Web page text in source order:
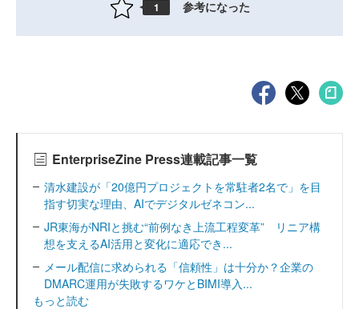
1 参考になった
EnterpriseZine Press連載記事一覧
清水建設が「20億円プロジェクトを常駐者2名で」を目
指す切実な理由、AIでデジタルゼネコン...
JR東海がNRIと挑む“前例なき上流工程変革” リニア構
想を支えるAI活用と変化に適応でき...
メール配信に求められる「信頼性」は十分か？企業の
DMARC運用が失敗するワケとBIMI導入...
もっと読む